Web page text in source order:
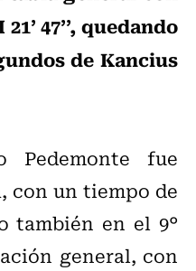
47’’, quedando
de Kancius
fue
con un tiempo de
también en el 9°
general, con